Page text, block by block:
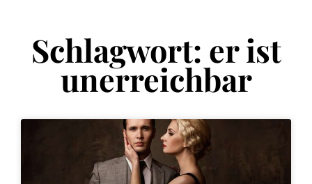
Schlagwort: er ist
unerreichbar